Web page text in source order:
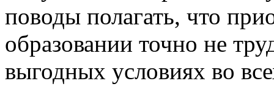
поводы полагать, что
образовании точно не
выгодных условиях во